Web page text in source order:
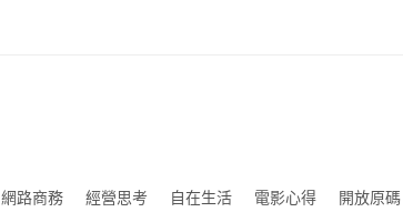
網路商務 經營思考 自在生活 電影心得 開放原碼